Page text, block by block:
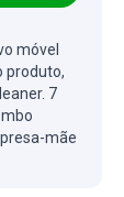
móvel
produto,
7
mãe